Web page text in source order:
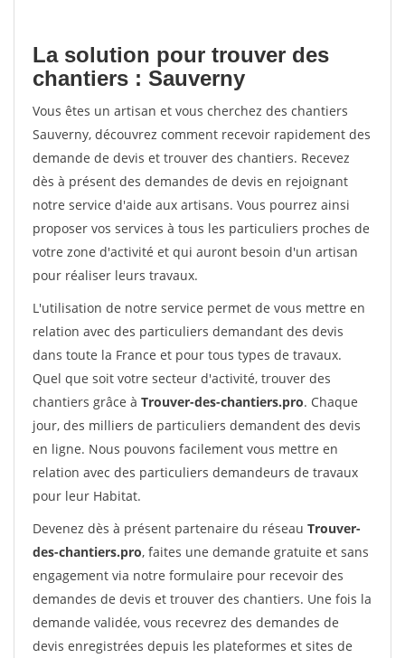
La solution pour trouver des
chantiers : Sauverny
Vous êtes un artisan et vous cherchez des chantiers
Sauverny, découvrez comment recevoir rapidement des
demande de devis et trouver des chantiers. Recevez
dès à présent des demandes de devis en rejoignant
notre service d'aide aux artisans. Vous pourrez ainsi
proposer vos services à tous les particuliers proches de
votre zone d'activité et qui auront besoin d'un artisan
pour réaliser leurs travaux.
L'utilisation de notre service permet de vous mettre en
relation avec des particuliers demandant des devis
dans toute la France et pour tous types de travaux.
Quel que soit votre secteur d'activité, trouver des
chantiers grâce à Trouver-des-chantiers.pro. Chaque
jour, des milliers de particuliers demandent des devis
en ligne. Nous pouvons facilement vous mettre en
relation avec des particuliers demandeurs de travaux
pour leur Habitat.
Devenez dès à présent partenaire du réseau Trouver-
des-chantiers.pro, faites une demande gratuite et sans
engagement via notre formulaire pour recevoir des
demandes de devis et trouver des chantiers. Une fois la
demande validée, vous recevrez des demandes de
devis enregistrées depuis les plateformes et sites de